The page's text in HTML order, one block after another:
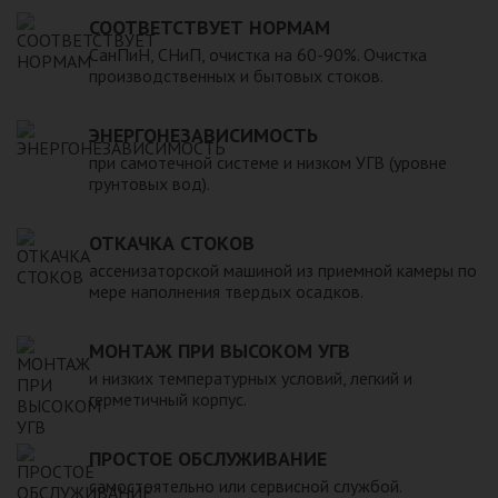
стоков в зависимости от количества пользователей и
возможности залпового слива.
2. Возможность использования при больших перепадах
температуры, в том числе при очень низких в зимний
период. 3. Долговечность – срок эксплуатации исчисляется
устанавливается на подготовленном месте в течение
нескольких часов. 5. Простота обслуживания.В
ассортименте продукции, реализуемой нашей компанией –
пластиковые и стеклопластиковые изделия, изготовленные
в полном соответствии с Государственными стандартами,
санитарно-гигиеническими и другими нормативами.
СООТВЕТСТВУЕТ НОРМАМ
СанПиН, СНиП, очистка на 60-90%. Очистка
производственных и бытовых стоков.
ЭНЕРГОНЕЗАВИСИМОСТЬ
при самотечной системе и низком УГВ (уровне
грунтовых вод).
ОТКАЧКА СТОКОВ
ассенизаторской машиной из приемной камеры по
мере наполнения твердых осадков.
МОНТАЖ ПРИ ВЫСОКОМ УГВ
и низких температурных условий, легкий и
герметичный корпус.
ПРОСТОЕ ОБСЛУЖИВАНИЕ
самостоятельно или сервисной службой.